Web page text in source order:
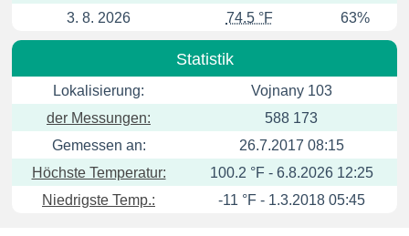
3. 8. 2026
74.5 °F 63%
Statistik
Lokalisierung:
Vojnany 103
der Messungen:
588 173
Gemessen an:
26.7.2017 08:15
Höchste Temperatur:
100.2 °F - 6.8.2026 12:25
Niedrigste Temp.:
-11 °F - 1.3.2018 05:45